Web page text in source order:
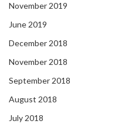
November 2019
June 2019
December 2018
November 2018
September 2018
August 2018
July 2018